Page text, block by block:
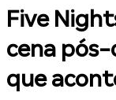
Five
cena
que